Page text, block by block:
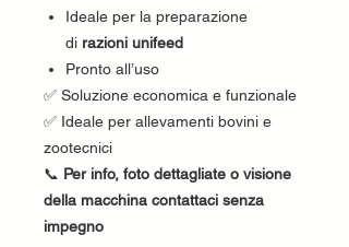
Ideale per la preparazione
di razioni unifeed
Pronto all’uso
✅ Soluzione economica e funzionale
✅ Ideale per allevamenti bovini e
zootecnici
📞 Per info, foto dettagliate o visione
della macchina contattaci senza
impegno